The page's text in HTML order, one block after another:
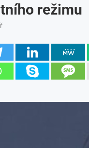
režimu